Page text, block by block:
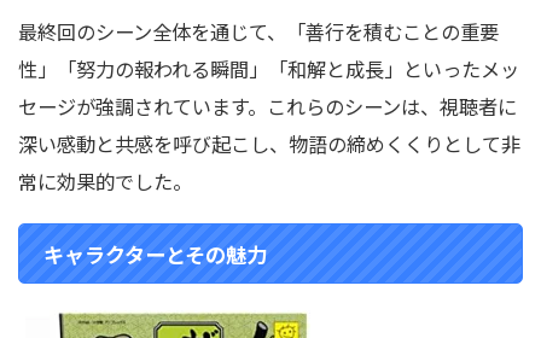
最終回のシーン全体を通じて、「善行を積むことの重要
性」「努力の報われる瞬間」「和解と成長」といったメッ
セージが強調されています。 これらのシーンは、視聴者に
深い感動と共感を呼び起こし、物語の締めくくりとして非
常に効果的でした。
キャラクターとその魅力